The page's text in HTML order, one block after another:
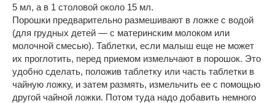
5 мл, а в 1 столовой около 15 мл.
Порошки предварительно размешивают в ложке с водой
(для грудных детей — с материнским молоком или
молочной смесью). Таблетки, если малыш еще не может
их проглотить, перед приемом измельчают в порошок. Это
удобно сделать, положив таблетку или часть таблетки в
чайную ложку, и затем размять, измельчить ее с помощью
другой чайной ложки. Потом туда надо добавить немного